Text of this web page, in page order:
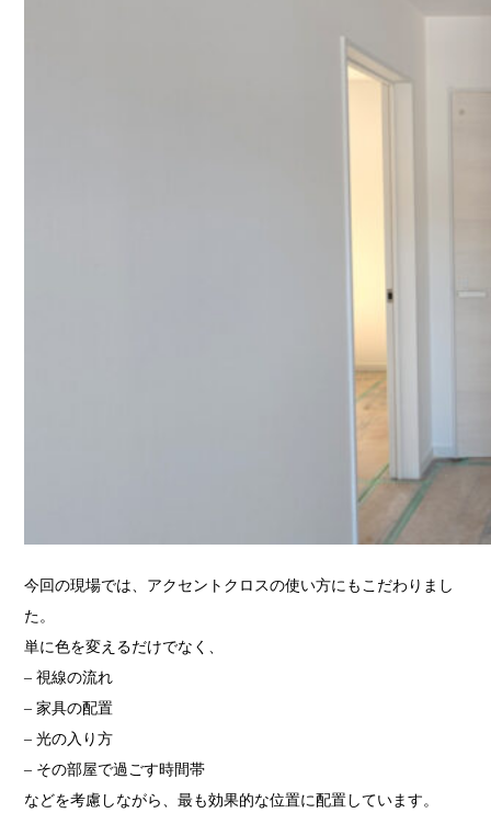
今回の現場では、アクセントクロスの使い方にもこだわりまし
た。
単に色を変えるだけでなく、
– 視線の流れ
– 家具の配置
– 光の入り方
– その部屋で過ごす時間帯
などを考慮しながら、最も効果的な位置に配置しています。